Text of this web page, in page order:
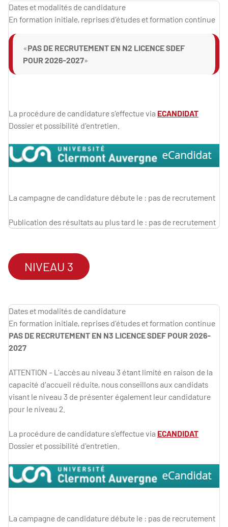
Dates et modalités de candidature
En formation initiale, reprises d'études et formation continue
PAS DE RECRUTEMENT EN N2 LICENCE SDEF
POUR 2026-2027
La procédure de candidature s'effectue via ECANDIDAT
Dossier et possibilité d'entretien.
La campagne de candidature débute le : pas de recrutement
Publication des résultats au plus tard le : pas de recrutement
NIVEAU 3
Dates et modalités de candidature
En formation initiale, reprises d'études et formation continue
PAS DE RECRUTEMENT EN N3 LICENCE SDEF POUR 2026-
2027
ATTENTION - L'accès au niveau 3 étant limité en raison de la
capacité d'accueil réduite, nous conseillons aux candidats
visant le niveau 3 de présenter également leur candidature
pour le niveau 2.
La procédure de candidature s'effectue via ECANDIDAT
Dossier et possibilité d'entretien.
La campagne de candidature débute le : pas de recrutement